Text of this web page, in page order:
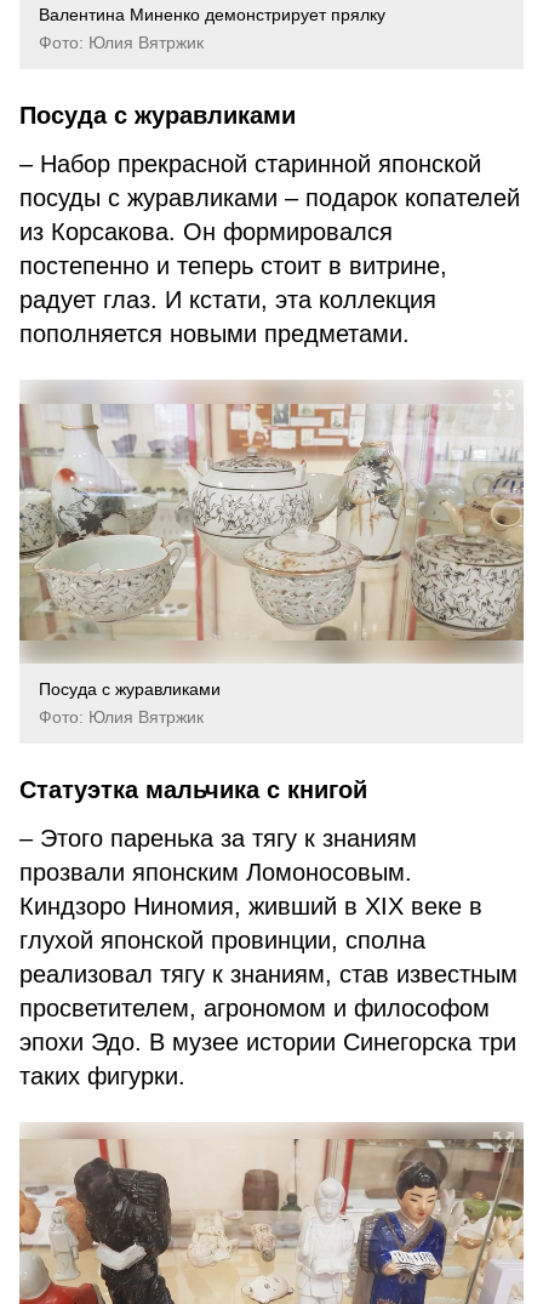
Валентина Миненко демонстрирует прялку
Фото: Юлия Вятржик
Посуда с журавликами
– Набор прекрасной старинной японской
посуды с журавликами – подарок копателей
из Корсакова. Он формировался
постепенно и теперь стоит в витрине,
радует глаз. И кстати, эта коллекция
пополняется новыми предметами.
Посуда с журавликами
Фото: Юлия Вятржик
Статуэтка мальчика с книгой
– Этого паренька за тягу к знаниям
прозвали японским Ломоносовым.
Киндзоро Ниномия, живший в XIX веке в
глухой японской провинции, сполна
реализовал тягу к знаниям, став известным
просветителем, агрономом и философом
эпохи Эдо. В музее истории Синегорска три
таких фигурки.